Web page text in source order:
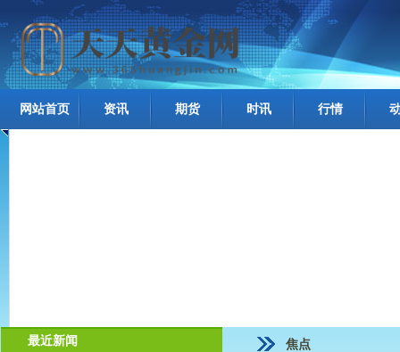
网站首页 资讯 期货 时讯 行情
最近新闻 焦点